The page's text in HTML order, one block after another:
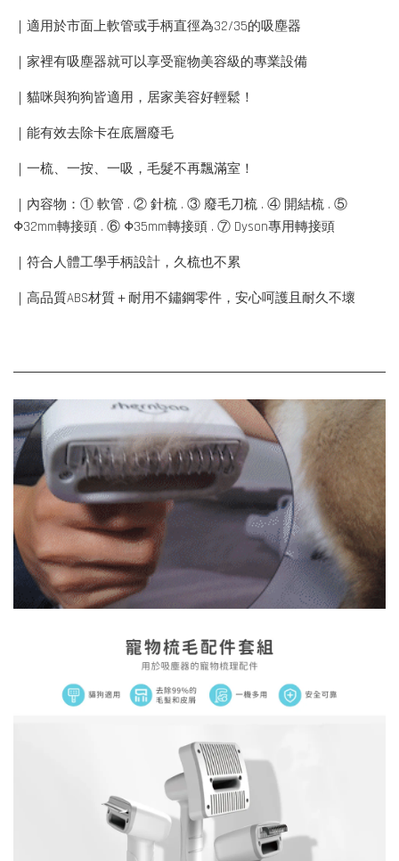
｜適用於市面上軟管或手柄直徑為32/35的吸塵器
｜家裡有吸塵器就可以享受寵物美容級的專業設備
｜貓咪與狗狗皆適用，居家美容好輕鬆！
｜能有效去除卡在底層廢毛
｜一梳、一按、一吸，毛髮不再飄滿室！
｜內容物：① 軟管 . ② 針梳 . ③ 廢毛刀梳 . ④ 開結梳 . ⑤
Φ32mm轉接頭 . ⑥ Φ35mm轉接頭 . ⑦ Dyson專用轉接頭
｜符合人體工學手柄設計，久梳也不累
｜高品質ABS材質＋耐用不鏽鋼零件，安心呵護且耐久不壞